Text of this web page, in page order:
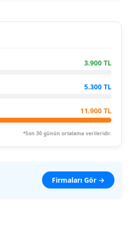
3.900 TL
5.300 TL
11.900 TL
*Son 30 günün ortalama verileridir.
Firmaları Gör →